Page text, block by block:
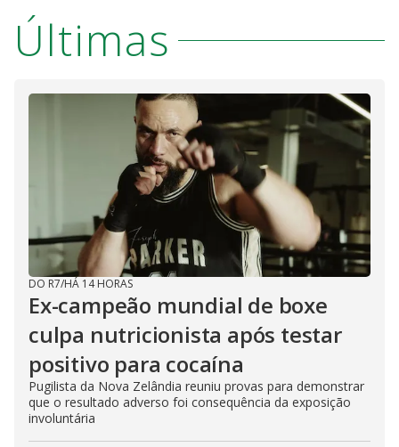
Últimas
DO R7/HÁ 14 HORAS
Ex-campeão mundial de boxe
culpa nutricionista após testar
positivo para cocaína
Pugilista da Nova Zelândia reuniu provas para demonstrar
que o resultado adverso foi consequência da exposição
involuntária